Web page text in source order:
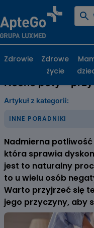
Strona główna
Nocne poty –
Artykuł z kategorii:
INNE PORADNIKI
Nadmierna
która sprawia
jest to naturalny
to u wielu osób
Warto przyjrzeć się
jego przyczyny, aby
Zdrowie
Zdrowe
życie